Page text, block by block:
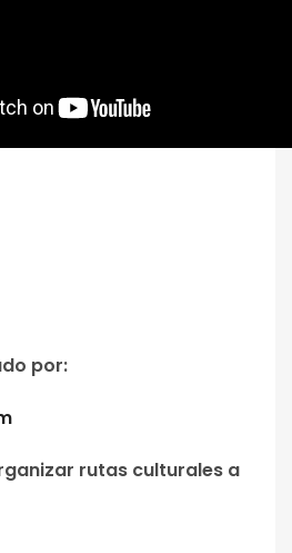
por:
rutas culturales a